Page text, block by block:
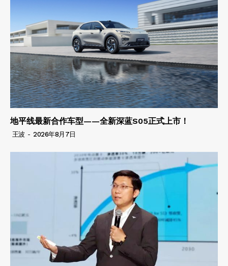
地平线最新合作车型——全新深蓝S05正式上市！
王波 - 2026年8月7日